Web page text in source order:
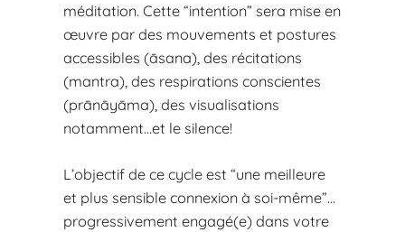
méditation. Cette “intention” sera mise en
œuvre par des mouvements et postures
accessibles (āsana), des récitations
(mantra), des respirations conscientes
(prānāyāma), des visualisations
notamment…et le silence!
L’objectif de ce cycle est “une meilleure
et plus sensible connexion à soi-même”…
progressivement engagé(e) dans votre